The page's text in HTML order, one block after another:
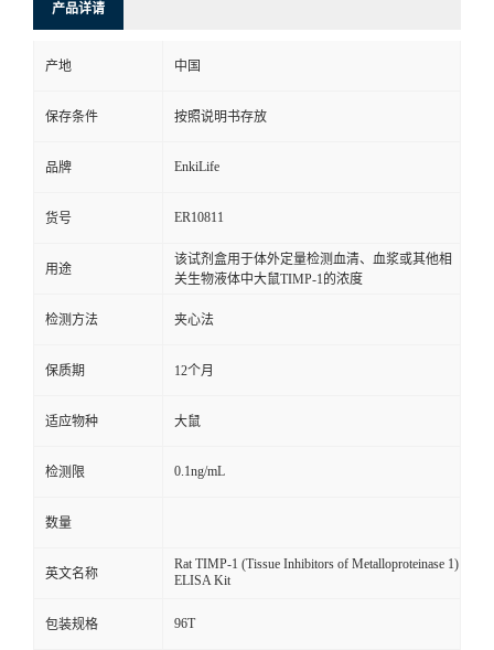
产品详请
产地 中国
保存条件 按照说明书存放
品牌 EnkiLife
货号 ER10811
用途
该试剂盒用于体外定量检测血清、血浆或其他相
关生物液体中大鼠TIMP-1的浓度
检测方法 夹心法
保质期 12个月
适应物种 大鼠
检测限 0.1ng/mL
数量
英文名称
Rat TIMP-1 (Tissue Inhibitors of Metalloproteinase 1)
ELISA Kit
包装规格 96T